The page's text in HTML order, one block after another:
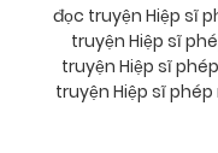
đọc truyện Hiệp sĩ
truyện Hiệp sĩ
truyện Hiệp sĩ
truyện Hiệp sĩ